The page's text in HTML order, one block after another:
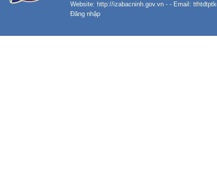
Website: http://izabacninh.gov.vn - - Email:
Đăng nhập